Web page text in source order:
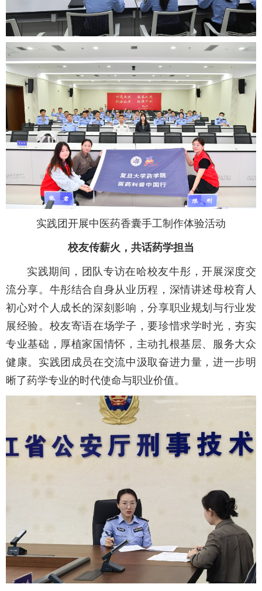
实践团开展中医药香囊手工制作体验活动
校友传薪火，共话药学担当
实践期间，团队专访在哈校友牛彤，开展深度交
流分享。牛彤结合自身从业历程，深情讲述母校育人
初心对个人成长的深刻影响，分享职业规划与行业发
展经验。校友寄语在场学子，要珍惜求学时光，夯实
专业基础，厚植家国情怀，主动扎根基层、服务大众
健康。实践团成员在交流中汲取奋进力量，进一步明
晰了药学专业的时代使命与职业价值。